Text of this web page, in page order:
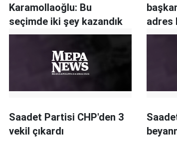
Karamollaoğlu: Bu
seçimde iki şey kazandık
adres
Saadet Partisi CHP'den 3
vekil çıkardı